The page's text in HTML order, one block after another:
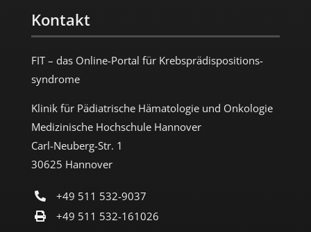
Kontakt
FIT – das Online-Portal für Krebs­prädispositions­
syndrome
Klinik für Pädiatrische Hämatologie und Onkologie
Medizinische Hochschule Hannover
Carl-Neuberg-Str. 1
30625 Hannover
+49 511 532-9037
+49 511 532-161026